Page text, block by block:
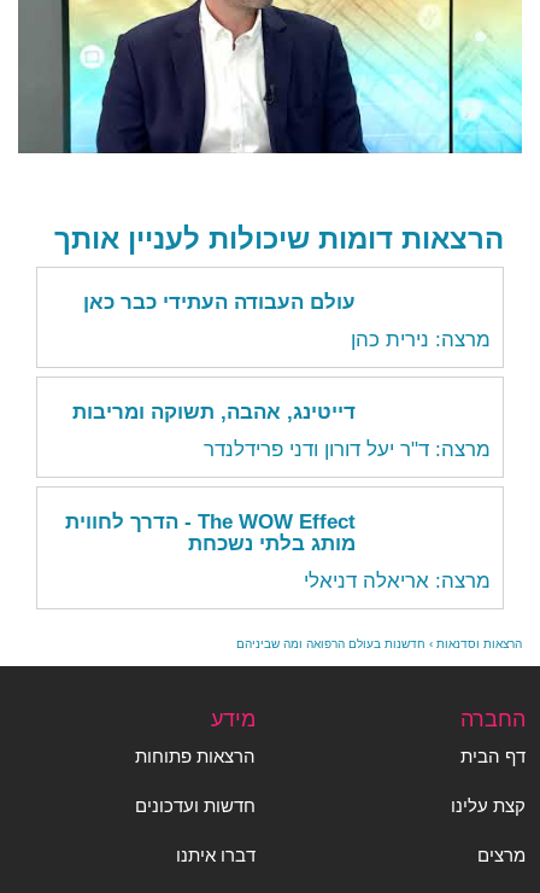
הרצאות דומות שיכולות לעניין אותך
עולם העבודה העתידי כבר כאן
מרצה: נירית כהן
דייטינג, אהבה, תשוקה ומריבות
מרצה: ד"ר יעל דורון ודני פרידלנדר
The WOW Effect - הדרך לחווית
מותג בלתי נשכחת
מרצה: אריאלה דניאלי
הרצאות וסדנאות › חדשנות בעולם הרפואה ומה שביניהם
החברה
דף הבית
קצת עלינו
מרצים
מידע
הרצאות פתוחות
חדשות ועדכונים
דברו איתנו